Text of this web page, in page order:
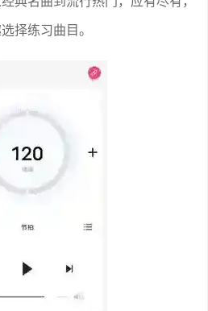
择练习曲目。